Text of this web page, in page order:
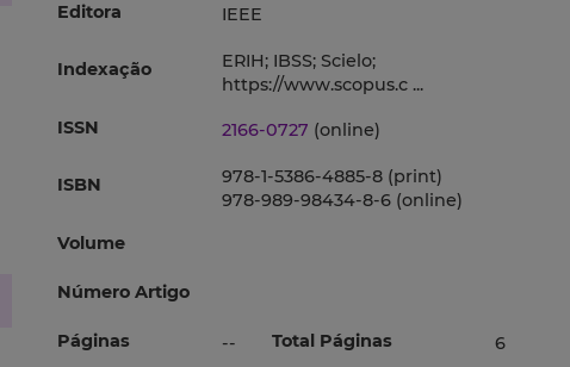
Editora IEEE
Indexação
ERIH; IBSS; Scielo;
https://www.scopus.c ...
ISSN
2166-0727 (online)
ISBN
978-1-5386-4885-8 (print)
978-989-98434-8-6 (online)
Volume
Número Artigo
Páginas -- Total Páginas 6